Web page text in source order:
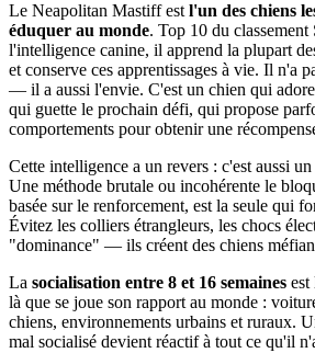
Le Neapolitan Mastiff est l'un des chiens
éduquer au monde. Top 10 du
l'intelligence canine, il apprend la plupart
et conserve ces apprentissages à vie. Il n'a
— il a aussi l'envie. C'est un chien qui
qui guette le prochain défi, qui propose
comportements pour obtenir une
Cette intelligence a un revers : c'est aussi
Une méthode brutale ou incohérente le
basée sur le renforcement, est la seule qui
Évitez les colliers étrangleurs, les chocs
"dominance" — ils créent des chiens
La socialisation entre 8 et 16 semaines est
là que se joue son rapport au monde :
chiens, environnements urbains et ruraux.
mal socialisé devient réactif à tout ce qu'il